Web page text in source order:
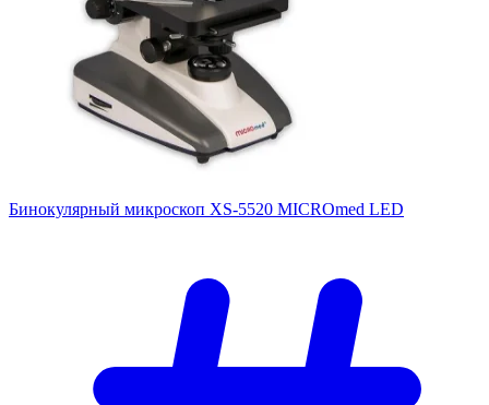
Бинокулярный микроскоп XS-5520 MICROmed LED